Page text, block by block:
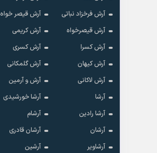
آرش فرخزاد نباتی
آرش قیصر خواه
آرش قیصرخواه
آرش کریمی
آرش کسرا
آرش کسری
آرش کیهان
آرش گلمکانی
آرش لاکانی
آرش و آرمین
آرشا
آرشا خورشیدی
آرشا رادین
آرشام
آرشان
آرشان قادری
آرشاویر
آرشین